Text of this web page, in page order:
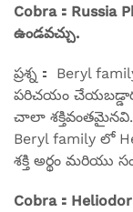
Cobra：Russia
ఉండవచ్చు.
ప్రశ్న： Beryl
పరిచయం
చాలా శక్తివంతమైనవి.
Beryl family లో
శక్తి అర్థం మరియు
Cobra：